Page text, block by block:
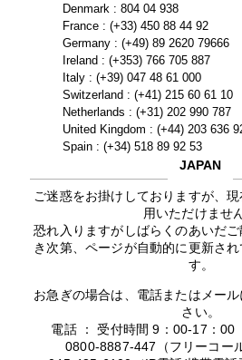
Denmark : 804 04 938
France : (+33) 450 88 44 92
Germany : (+49) 89 2620 79666
Ireland : (+353) 766 705 887
Italy : (+39) 047 48 61 000
Switzerland : (+41) 215 60 61 10
Netherlands : (+31) 202 990 787
United Kingdom : (+44) 203 636
Spain : (+34) 518 89 92 53
JAPAN
ご迷惑をお掛けしておりますが、
用いただけませ
恐れ入りますがしばらくのあいだ
き次第、ページが自動的に更新さ
す。
お急ぎの場合は、電話またはメー
さい。
電話 ： 受付時間 9：00-17：00
0800-8887-447（フリーコー